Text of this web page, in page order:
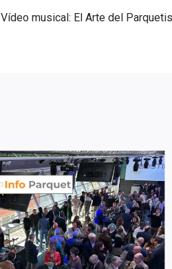
Vídeo musical: El Arte del